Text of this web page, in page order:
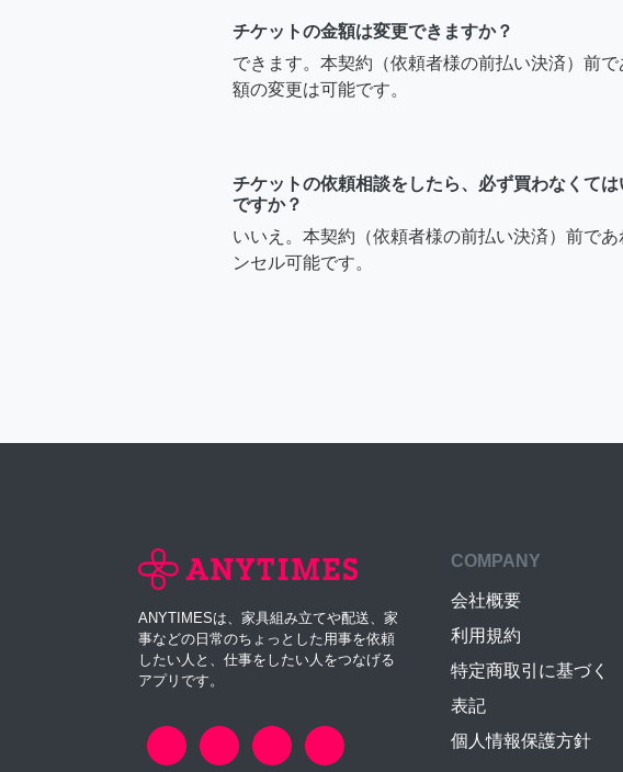
チケットの金額は変更できますか？
できます。本契約（依頼者様の前払い決済）前で
額の変更は可能です。
チケットの依頼相談をしたら、必ず買わなくて
ですか？
いいえ。本契約（依頼者様の前払い決済）前であ
ンセル可能です。
ANYTIMESは、家具組み立てや配送、家
事などの日常のちょっとした用事を依頼
したい人と、仕事をしたい人をつなげる
アプリです。
COMPANY
会社概要
利用規約
特定商取引に基づく
表記
個人情報保護方針